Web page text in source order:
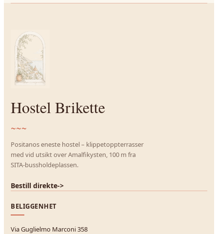
Hostel Brikette
~~~
Positanos eneste hostel – klippetoppterrasser
med vid utsikt over Amalfikysten, 100 m fra
SITA-bussholdeplassen.
Bestill direkte->
BELIGGENHET
Via Guglielmo Marconi 358